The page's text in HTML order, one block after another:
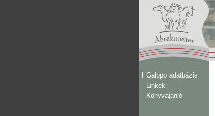
Galopp adatbázis
Linkek
Könyvajánló